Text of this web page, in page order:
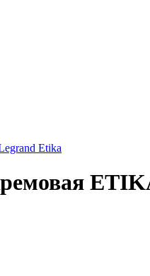
Etika